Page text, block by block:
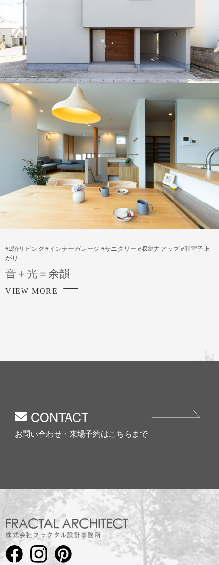
#2階リビング #インナーガレージ #サニタリー #収納力アップ #和室子上
がり
音＋光＝余韻
VIEW MORE
CONTACT
お問い合わせ・来場予約はこちらまで